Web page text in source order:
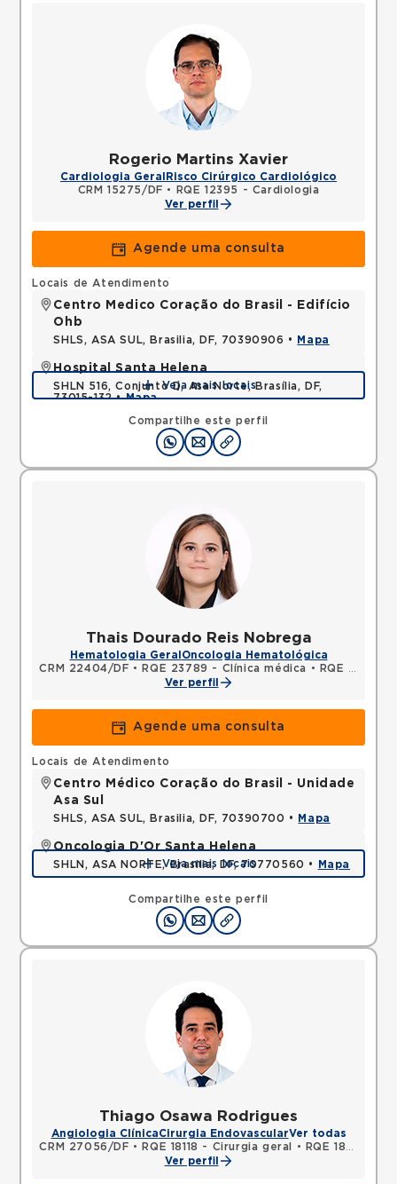
Rogerio Martins Xavier
Cardiologia Geral Risco Cirúrgico Cardiológico
CRM 15275/DF •
RQE 12395 - Cardiologia
Ver perfil
Agende uma consulta
Compartilhe este perfil
Locais de Atendimento
Centro Medico Coração do Brasil - Edifício
Ohb
SHLS, ASA SUL, Brasilia, DF, 70390906 • Mapa
Hospital Santa Helena
SHLN 516, Conjunto D, Asa Norte, Brasília, DF,
73015-132 •Mapa
Veja mais locais
Thais Dourado Reis Nobrega
Hematologia Geral Oncologia Hematológica
CRM 22404/DF • RQE 23789 - Clínica médica •
RQE 23790 - Hematologia e hemoterapia
Ver perfil
Agende uma consulta
Compartilhe este perfil
Locais de Atendimento
Centro Médico Coração do Brasil - Unidade
Asa Sul
SHLS, ASA SUL, Brasilia, DF, 70390700 • Mapa
Oncologia D'Or Santa Helena
SHLN, ASA NORTE, Brasilia, DF, 70770560 • Mapa
Veja mais locais
Thiago Osawa Rodrigues
Angiologia ClínicaCirurgia EndovascularVer todas
CRM 27056/DF • RQE 18118 - Cirurgia geral •
RQE 18119 - Cirurgia vascular
Ver perfil